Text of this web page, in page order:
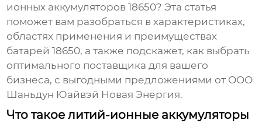
ионных аккумуляторов 18650? Эта статья
поможет вам разобраться в характеристиках,
областях применения и преимуществах
батарей 18650, а также подскажет, как выбрать
оптимального поставщика для вашего
бизнеса, с выгодными предложениями от ООО
Шаньдун Юайвэй Новая Энергия.
Что такое литий-ионные аккумуляторы